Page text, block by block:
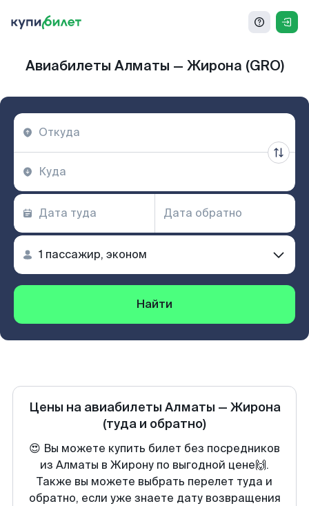
Авиабилеты Алматы — Жирона (GRO)
Найти
Цены на авиабилеты Алматы — Жирона
(туда и обратно)
😍 Вы можете купить билет без посредников
из Алматы в Жирону по выгодной цене🙌.
Также вы можете выбрать перелет туда и
обратно, если уже знаете дату возвращения